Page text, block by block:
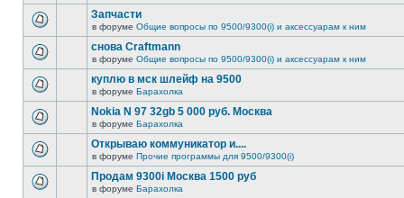
Запчасти
в форуме Общие вопросы по 9500/9300(i) и аксессуарам к ним
снова Craftmann
в форуме Общие вопросы по 9500/9300(i) и аксессуарам к ним
куплю в мск шлейф на 9500
в форуме Барахолка
Nokia N 97 32gb 5 000 руб. Москва
в форуме Барахолка
Открываю коммуникатор и....
в форуме Прочие программы для 9500/9300(i)
Продам 9300i Москва 1500 руб
в форуме Барахолка